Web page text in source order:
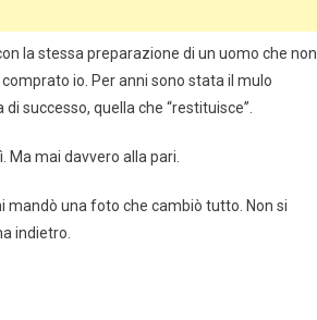
la stessa preparazione di un uomo che non
io. Per anni sono stata il mulo
successo, quella che “restituisce”.
Ma mai davvero alla pari.
mandò una foto che cambiò tutto. Non si
indietro.